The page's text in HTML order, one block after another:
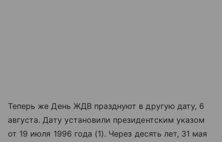
Теперь же День ЖДВ празднуют в другую дату, 6
августа. Дату установили президентским указом
от 19 июля 1996 года (1). Через десять лет, 31 мая